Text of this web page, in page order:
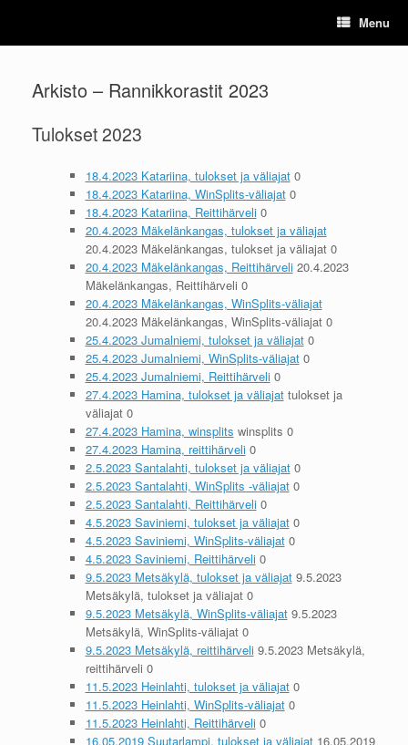
content
Menu
Arkisto – Rannikkorastit 2023
Tulokset 2023
18.4.2023 Katariina, tulokset ja väliajat0
18.4.2023 Katariina, WinSplits-väliajat0
18.4.2023 Katariina, Reittihärveli0
20.4.2023 Mäkelänkangas, tulokset ja väliajat
20.4.2023 Mäkelänkangas, tulokset ja väliajat 0
20.4.2023 Mäkelänkangas, Reittihärveli20.4.2023
Mäkelänkangas, Reittihärveli 0
20.4.2023 Mäkelänkangas, WinSplits-väliajat
20.4.2023 Mäkelänkangas, WinSplits-väliajat 0
25.4.2023 Jumalniemi, tulokset ja väliajat0
25.4.2023 Jumalniemi, WinSplits-väliajat0
25.4.2023 Jumalniemi, Reittihärveli0
27.4.2023 Hamina, tulokset ja väliajattulokset ja
väliajat 0
27.4.2023 Hamina, winsplits winsplits 0
27.4.2023 Hamina, reittihärveli0
2.5.2023 Santalahti, tulokset ja väliajat0
2.5.2023 Santalahti, WinSplits -väliajat0
2.5.2023 Santalahti, Reittihärveli0
4.5.2023 Saviniemi, tulokset ja väliajat0
4.5.2023 Saviniemi, WinSplits-väliajat0
4.5.2023 Saviniemi, Reittihärveli0
9.5.2023 Metsäkylä, tulokset ja väliajat9.5.2023
Metsäkylä, tulokset ja väliajat 0
9.5.2023 Metsäkylä, WinSplits-väliajat9.5.2023
Metsäkylä, WinSplits-väliajat 0
9.5.2023 Metsäkylä, reittihärveli9.5.2023 Metsäkylä,
reittihärveli 0
11.5.2023 Heinlahti, tulokset ja väliajat0
11.5.2023 Heinlahti, WinSplits-väliajat0
11.5.2023 Heinlahti, Reittihärveli0
16.05.2019 Suutarlampi, tulokset ja väliajat16.05.2019